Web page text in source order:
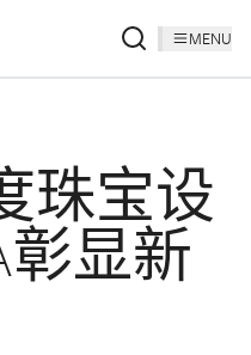
MENU
珠宝设
彰显新